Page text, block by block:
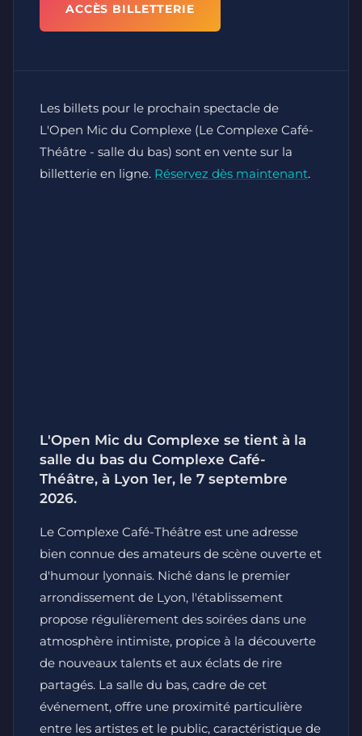
ACCÈS BILLETTERIE
Les billets pour le prochain spectacle de
L'Open Mic du Complexe (Le Complexe Café-
Théâtre - salle du bas) sont en vente sur la
billetterie en ligne. Réservez dès maintenant.
L'Open Mic du Complexe se tient à la
salle du bas du Complexe Café-
Théâtre, à Lyon 1er, le 7 septembre
2026.
Le Complexe Café-Théâtre est une adresse
bien connue des amateurs de scène ouverte et
d'humour lyonnais. Niché dans le premier
arrondissement de Lyon, l'établissement
propose régulièrement des soirées dans une
atmosphère intimiste, propice à la découverte
de nouveaux talents et aux éclats de rire
partagés. La salle du bas, cadre de cet
événement, offre une proximité particulière
entre les artistes et le public, caractéristique de